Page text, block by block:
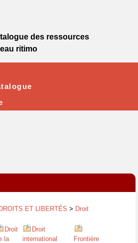
DROITS ET LIBERTÉS > Droit
Droit
la
Droit
international
Frontière
des ressources
ritimo